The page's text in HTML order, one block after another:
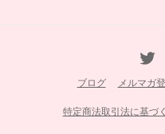
ブログ メルマガ
特定商法取引法に基づ